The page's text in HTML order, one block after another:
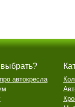
выбрать?
автокресла